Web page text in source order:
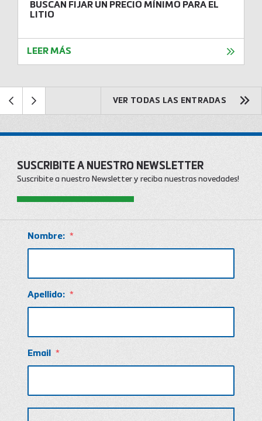
BUSCAN FIJAR UN PRECIO MÍNIMO PARA EL
LITIO
LEER MÁS
VER TODAS LAS ENTRADAS
SUSCRIBITE A NUESTRO NEWSLETTER
Suscribite a nuestro Newsletter y reciba nuestras novedades!
Nombre: *
Apellido: *
Email *